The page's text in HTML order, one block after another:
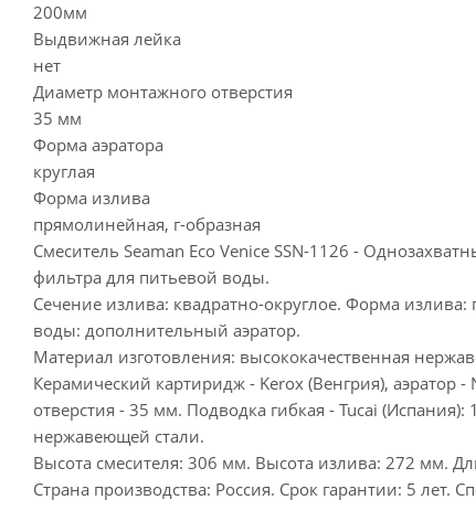
200мм
Выдвижная лейка
нет
Диаметр монтажного отверстия
35 мм
Форма аэратора
круглая
Форма излива
прямолинейная, г-образная
Смеситель Seaman Eco Venice SSN-1126 -
фильтра для питьевой воды.
Сечение излива: квадратно-округлое. Форма
воды: дополнительный аэратор.
Материал изготовления: высококачественная
Керамический картиридж - Kerox (Венгрия),
отверстия - 35 мм. Подводка гибкая - Tucai
нержавеющей стали.
Высота смесителя: 306 мм. Высота излива: 272 мм.
Страна производства: Россия. Срок гарантии: 5